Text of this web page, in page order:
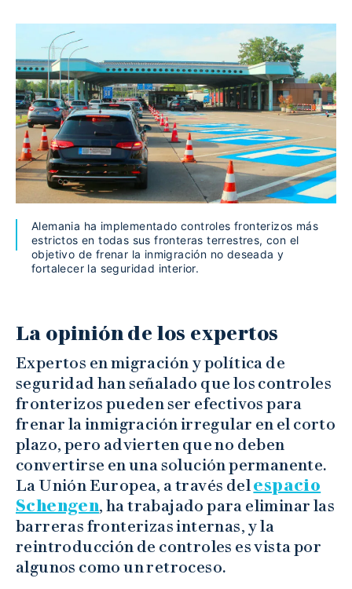
Alemania ha implementado controles fronterizos más
estrictos en todas sus fronteras terrestres, con el
objetivo de frenar la inmigración no deseada y
fortalecer la seguridad interior.
La opinión de los expertos
Expertos en migración y política de
seguridad han señalado que los controles
fronterizos pueden ser efectivos para
frenar la inmigración irregular en el corto
plazo, pero advierten que no deben
convertirse en una solución permanente.
La Unión Europea, a través delespacio
Schengen, ha trabajado para eliminar las
barreras fronterizas internas, y la
reintroducción de controles es vista por
algunos como un retroceso.